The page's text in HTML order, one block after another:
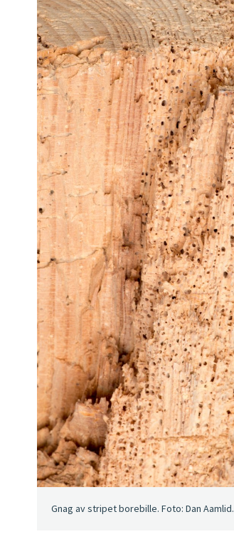
Gnag av stripet borebille. Foto: Dan Aamlid.